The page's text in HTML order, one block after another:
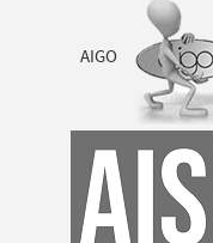
AIGO